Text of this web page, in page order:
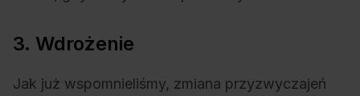
3. Wdrożenie
Jak już wspomnieliśmy, zmiana przyzwyczajeń